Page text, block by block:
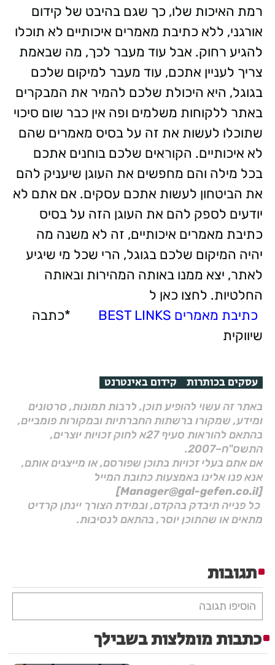
רמת האיכות שלו, כך שגם בהיבט של קידום
אורגני, ללא כתיבת מאמרים איכותיים לא תוכלו
להגיע רחוק. אבל עוד מעבר לכך, מה שבאמת
צריך לעניין אתכם, עוד מעבר למיקום שלכם
בגוגל, היא היכולת שלכם להמיר את המבקרים
באתר ללקוחות משלמים ופה אין כבר שום סיכוי
שתוכלו לעשות את זה על בסיס מאמרים שהם
לא איכותיים. הקוראים שלכם בוחנים אתכם
בכל מילה והם מחפשים את העוגן שיעניק להם
את הביטחון לעשות אתכם עסקים. אם אתם לא
יודעים לספק להם את העוגן הזה על בסיס
כתיבת מאמרים איכותיים, זה לא משנה מה
יהיה המיקום שלכם בגוגל, הרי שכל מי שיגיע
לאתר, יצא ממנו באותה המהירות ובאותה
החלטיות. לחצו כאן ל
כתיבת מאמרים BEST LINKS
*כתבה
שיווקית
עסקים בכותרות קידום באינטרנט
באתר זה עשוי להופיע תוכן, לרבות תמונות, סרטונים
ומידע, שמקורו ברשתות החברתיות ובמקורות פומביים,
בהתאם להוראות סעיף 27א לחוק זכויות יוצרים,
התשס"ח–2007.
אם אתם בעלי זכויות בתוכן שפורסם, או מייצגים אותם,
אנא פנו אלינו באמצעות כתובת המייל
[Manager@gal-gefen.co.il]
כל פנייה תיבדק בהקדם, ובמידת הצורך יינתן קרדיט
מתאים או שהתוכן יוסר, בהתאם לנסיבות.
תגובות
הוסיפו תגובה
כתבות מומלצות בשבילך